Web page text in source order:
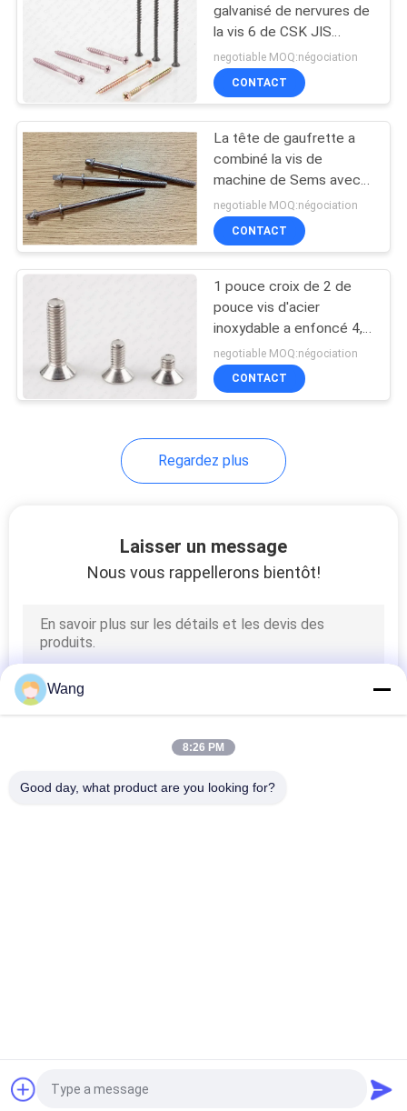
POLICY
galvanisé de nervures de
la vis 6 de CSK JIS
Philips standard
conduisent
negotiable MOQ:négociation
CONTACT
La tête de gaufrette a
combiné la vis de
machine de Sems avec
le type carré plaqué par
Chrome de joint
negotiable MOQ:négociation
CONTACT
1 pouce croix de 2 de
pouce vis d'acier
inoxydable a enfoncé 4,8
8,8 la norme de la
catégorie DIN965
negotiable MOQ:négociation
CONTACT
Regardez plus
Laisser un message
Nous vous rappellerons bientôt!
Demandez un devis
Wang
8:26 PM
Good day, what product are you looking for?